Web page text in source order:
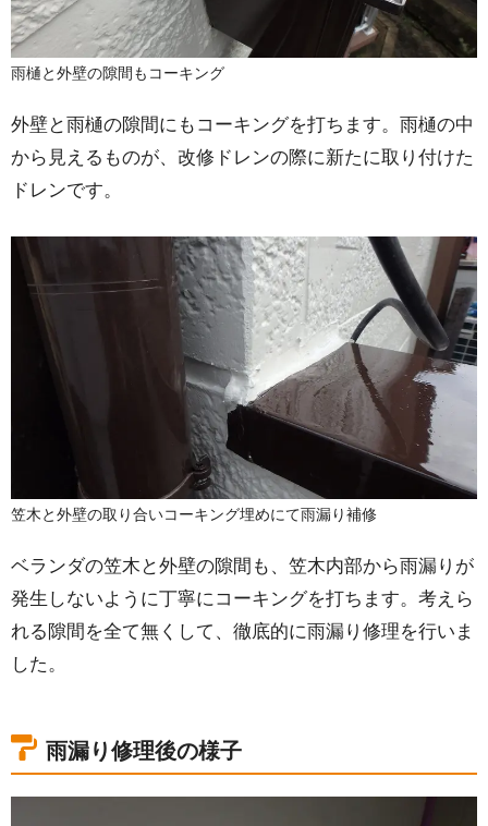
雨樋と外壁の隙間もコーキング
外壁と雨樋の隙間にもコーキングを打ちます。雨樋の中
から見えるものが、改修ドレンの際に新たに取り付けた
ドレンです。
笠木と外壁の取り合いコーキング埋めにて雨漏り補修
ベランダの笠木と外壁の隙間も、笠木内部から雨漏りが
発生しないように丁寧にコーキングを打ちます。考えら
れる隙間を全て無くして、徹底的に雨漏り修理を行いま
した。
雨漏り修理後の様子